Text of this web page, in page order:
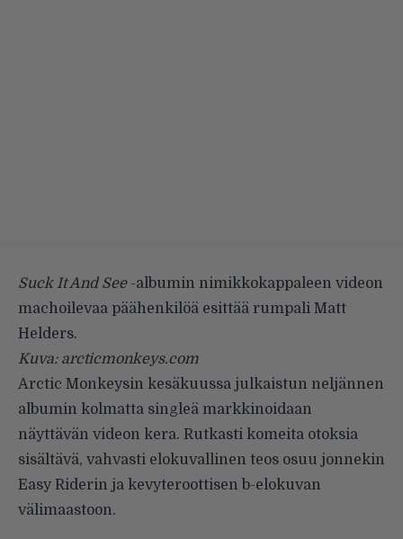
Suck It And See-albumin nimikkokappaleen videon
machoilevaa päähenkilöä esittää rumpali Matt
Helders.
Kuva: arcticmonkeys.com
Arctic Monkeysin kesäkuussa julkaistun neljännen
albumin kolmatta singleä markkinoidaan
näyttävän videon kera. Rutkasti komeita otoksia
sisältävä, vahvasti elokuvallinen teos osuu jonnekin
Easy Riderin ja kevyteroottisen b-elokuvan
välimaastoon.